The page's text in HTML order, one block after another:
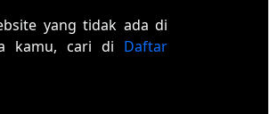
yang tidak ada di
kamu, cari di Daftar